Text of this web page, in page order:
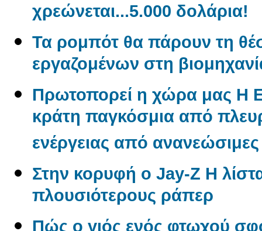
χρεώνεται...5.000 δολάρια!
Τα ρομπότ θα πάρουν τη
εργαζομένων στη
Πρωτοπορεί η χώρα μας Η
κράτη παγκόσμια από
ενέργειας από
Στην κορυφή ο Jay-Z Η
πλουσιότερους ράπερ
Πώς ο γιός ενός φτωχού